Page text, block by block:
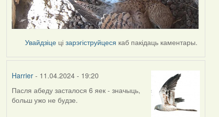
Увайдзіце цізарэгіструйцеся каб пакідаць каментары.
Harrier- 11.04.2024 - 19:20
Пасля абеду засталося 6 яек - значыць,
больш ужо не будзе.